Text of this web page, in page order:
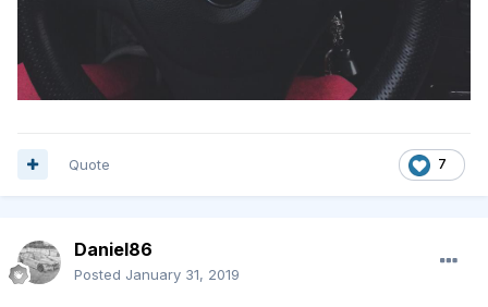
7
Quote
Daniel86
Posted January 31, 2019